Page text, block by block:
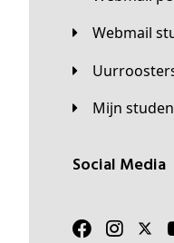
Webmail
Mijn
Social Media